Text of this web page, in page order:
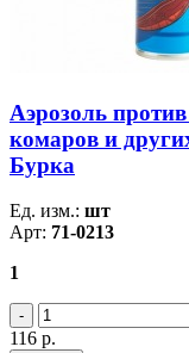
Аэрозоль
комаров и
Бурка
Ед. изм.: шт
Арт: 71-0213
1
116 р.